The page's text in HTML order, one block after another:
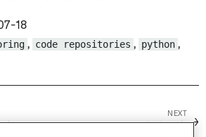
18
, code repositories , python ,
NEXT
→